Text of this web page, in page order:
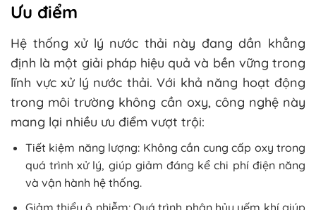
Ưu điểm
Hệ thống xử lý nước thải này đang dần khẳng
định là một giải pháp hiệu quả và bền vững trong
lĩnh vực xử lý nước thải. Với khả năng hoạt động
trong môi trường không cần oxy, công nghệ này
mang lại nhiều ưu điểm vượt trội:
Tiết kiệm năng lượng: Không cần cung cấp oxy trong
quá trình xử lý, giúp giảm đáng kể chi phí điện năng
và vận hành hệ thống.
Giảm thiểu ô nhiễm: Quá trình phân hủy yếm khí giúp